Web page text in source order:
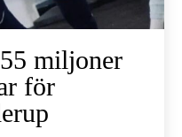
miljoner
för